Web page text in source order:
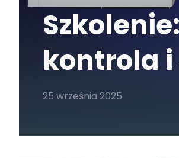
kontrola
25 września 2025